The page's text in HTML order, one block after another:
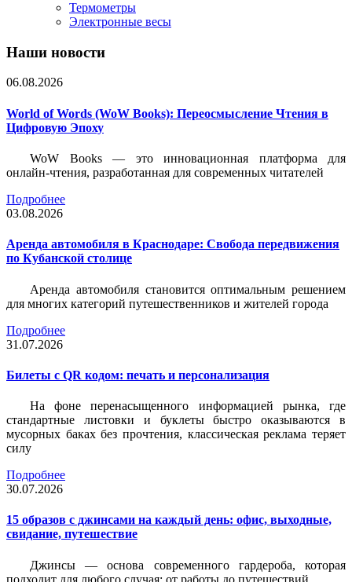
Термометры
Электронные весы
Наши новости
06.08.2026
World of Words (WoW Books): Переосмысление Чтения в
Цифровую Эпоху
WoW Books — это инновационная платформа для
онлайн-чтения, разработанная для современных читателей
Подробнее
03.08.2026
Аренда автомобиля в Краснодаре: Свобода передвижения
по Кубанской столице
Аренда автомобиля становится оптимальным решением
для многих категорий путешественников и жителей города
Подробнее
31.07.2026
Билеты c QR кодом: печать и персонализация
На фоне перенасыщенного информацией рынка, где
стандартные листовки и буклеты быстро оказываются в
мусорных баках без прочтения, классическая реклама теряет
силу
Подробнее
30.07.2026
15 образов с джинсами на каждый день: офис, выходные,
свидание, путешествие
Джинсы — основа современного гардероба, которая
подходит для любого случая: от работы до путешествий